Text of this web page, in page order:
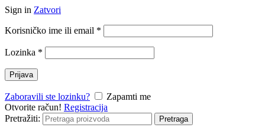
Sign in Zatvori
Korisničko ime ili email *
Lozinka *
Prijava
Zaboravili ste lozinku?
Zapamti me
Otvorite račun! Registracija
Pretražiti:
Pretraga